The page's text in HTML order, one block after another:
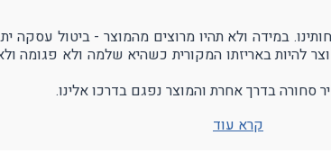
להיות באריזתו המקורית כשהיא שלמה ולא פגומה
בדרך אחרת והמוצר נפגם בדרכו אלינו.
קרא עוד